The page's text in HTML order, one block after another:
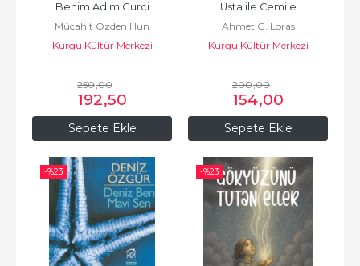
Sepete Ekle
Benim Adım Gurci
Mücahit Özden Hun
Kurgu Kültür Merkezi
250,00
192,50
Sepete Ekle
Usta ile Cemile
Ahmet G. Loras
Kurgu Kültür Merkezi
200,00
154,00
-%23 -%23